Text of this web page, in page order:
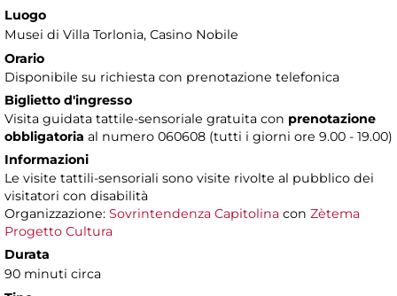
Luogo
Musei di Villa Torlonia, Casino Nobile
Orario
Disponibile su richiesta con prenotazione telefonica
Biglietto d'ingresso
Visita guidata tattile-sensoriale gratuita con prenotazione
obbligatoria al numero 060608 (tutti i giorni ore 9.00 - 19.00)
Informazioni
Le visite tattili-sensoriali sono visite rivolte al pubblico dei
visitatori con disabilità
Organizzazione: Sovrintendenza Capitolina con Zètema
Progetto Cultura
Durata
90 minuti circa